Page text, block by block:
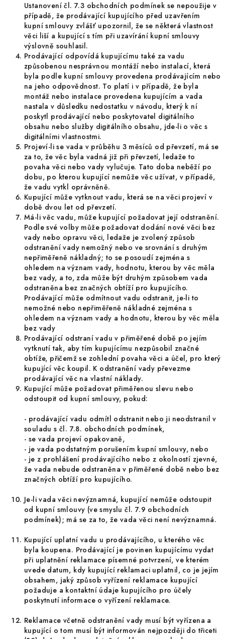
Ustanovení čl. 7.3 obchodních podmínek se nepoužije v
případě, že prodávající kupujícího před uzavřením
kupní smlouvy zvlášť upozornil, že se některá vlastnost
věci liší a kupující s tím při uzavírání kupní smlouvy
výslovně souhlasil.
Prodávající odpovídá kupujícímu také za vadu
způsobenou nesprávnou montáží nebo instalací, která
byla podle kupní smlouvy provedena prodávajícím nebo
na jeho odpovědnost. To platí i v případě, že byla
montáž nebo instalace provedena kupujícím a vada
nastala v důsledku nedostatku v návodu, který k ní
poskytl prodávající nebo poskytovatel digitálního
obsahu nebo služby digitálního obsahu, jde-li o věc s
digitálními vlastnostmi.
Projeví-li se vada v průběhu 3 měsíců od převzetí, má se
za to, že věc byla vadná již při převzetí, ledaže to
povaha věci nebo vady vylučuje. Tato doba neběží po
dobu, po kterou kupující nemůže věc užívat, v případě,
že vadu vytkl oprávněně.
Kupující může vytknout vadu, která se na věci projeví v
době dvou let od převzetí.
Má-li věc vadu, může kupující požadovat její odstranění.
Podle své volby může požadovat dodání nové věci bez
vady nebo opravu věci, ledaže je zvolený způsob
odstranění vady nemožný nebo ve srovnání s druhým
nepřiměřeně nákladný; to se posoudí zejména s
ohledem na význam vady, hodnotu, kterou by věc měla
bez vady, a to, zda může být druhým způsobem vada
odstraněna bez značných obtíží pro kupujícího.
Prodávající může odmítnout vadu odstranit, je-li to
nemožné nebo nepřiměřeně nákladné zejména s
ohledem na význam vady a hodnotu, kterou by věc měla
bez vady
Prodávající odstraní vadu v přiměřené době po jejím
vytknutí tak, aby tím kupujícímu nezpůsobil značné
obtíže, přičemž se zohlední povaha věci a účel, pro který
kupující věc koupil. K odstranění vady převezme
prodávající věc na vlastní náklady.
Kupující může požadovat přiměřenou slevu nebo
odstoupit od kupní smlouvy, pokud:
- prodávající vadu odmítl odstranit nebo ji neodstranil v
souladu s čl. 7.8. obchodních podmínek,
- se vada projeví opakovaně,
- je vada podstatným porušením kupní smlouvy, nebo
- je z prohlášení prodávajícího nebo z okolností zjevné,
že vada nebude odstraněna v přiměřené době nebo bez
značných obtíží pro kupujícího.
Je-li vada věci nevýznamná, kupující nemůže odstoupit
od kupní smlouvy (ve smyslu čl. 7.9 obchodních
podmínek); má se za to, že vada věci není nevýznamná.
Kupující uplatní vadu u prodávajícího, u kterého věc
byla koupena. Prodávající je povinen kupujícímu vydat
při uplatnění reklamace písemné potvrzení, ve kterém
uvede datum, kdy kupující reklamaci uplatnil, co je jejím
obsahem, jaký způsob vyřízení reklamace kupující
požaduje a kontaktní údaje kupujícího pro účely
poskytnutí informace o vyřízení reklamace.
Reklamace včetně odstranění vady musí být vyřízena a
kupující o tom musí být informován nejpozději do třiceti